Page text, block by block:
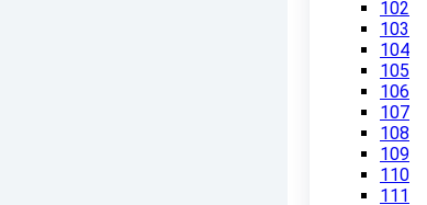
102
103
104
105
106
107
108
109
110
111